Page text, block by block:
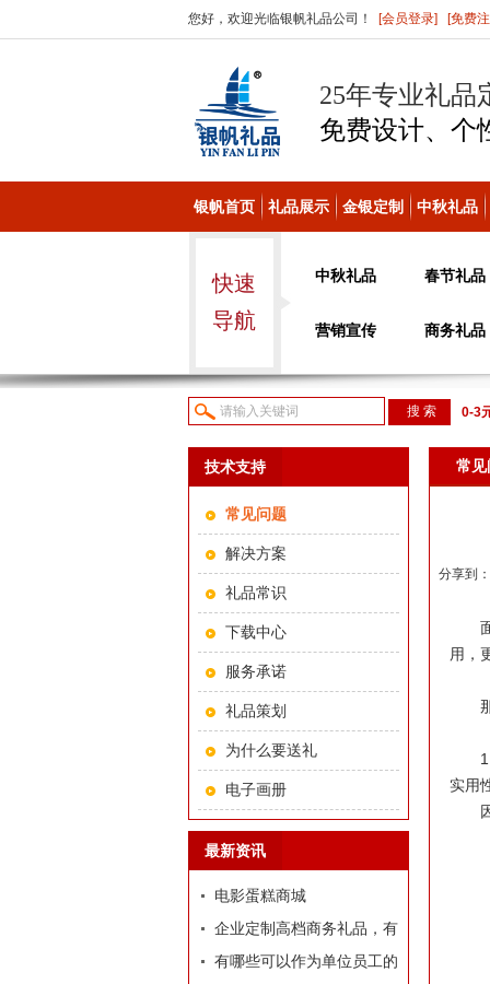
您好，欢迎光临银帆礼品公司！ [会员登录] [免费
25年专业礼品
免费设计、个
银帆首页 礼品展示 金银定制 中秋礼品
快速
导航
中秋礼品 春节礼品
营销宣传 商务礼品
0-3
议或
技术支持
常见问题
解决方案
礼品常识
下载中心
服务承诺
礼品策划
为什么要送礼
电子画册
最新资讯
电影蛋糕商城
企业定制高档商务礼品，有
哪些推荐？
有哪些可以作为单位员工的
常见
分享到：
用，
实用